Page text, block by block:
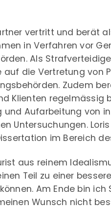
vertritt und berät
in Verfahren vor
Als
auf die Vertretung von
Zudem
Klienten regelmässig
und Aufarbeitung von
Untersuchungen.
im Bereich
aus reinem
Teil zu einer
Am Ende bin
Wunsch nicht